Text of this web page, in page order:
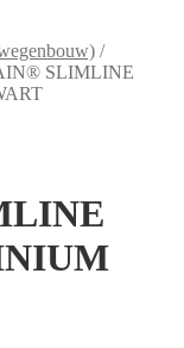
/
SLIMLINE